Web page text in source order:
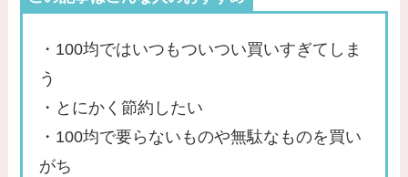
・100均ではいつもついつい買いすぎてしま
う
・とにかく節約したい
・100均で要らないものや無駄なものを買い
がち